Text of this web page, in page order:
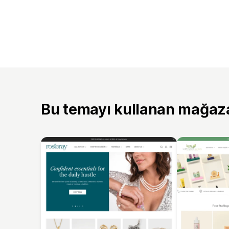
Bu temayı kullanan